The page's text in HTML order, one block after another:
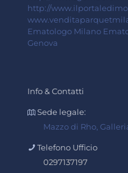
http://
Ematologo Milano
Genova
Info & Contatti
Sede legale:
Mazzo di Rho,
Telefono Ufficio
0297137197